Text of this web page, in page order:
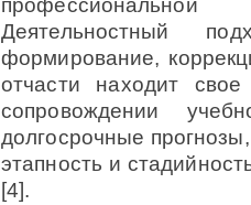
Деятельностный
формирование,
отчасти находит
сопровождении
долгосрочные
этапность и
[4].